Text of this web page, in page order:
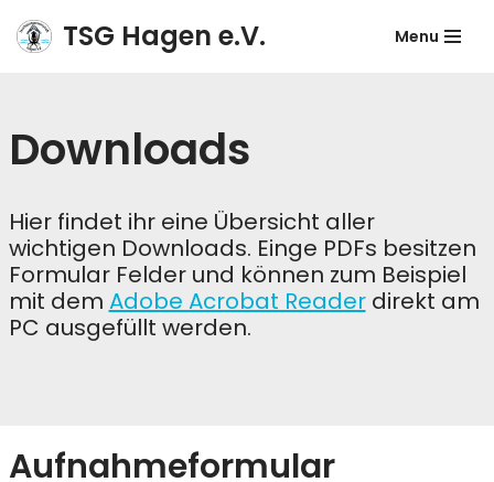
Zum
TSG Hagen e.V. Menu
Downloads
Hier findet ihr eine Übersicht aller
wichtigen Downloads. Einge PDFs besitzen
Formular Felder und können zum Beispiel
mit dem Adobe Acrobat Readerdirekt am
PC ausgefüllt werden.
Aufnahmeformular